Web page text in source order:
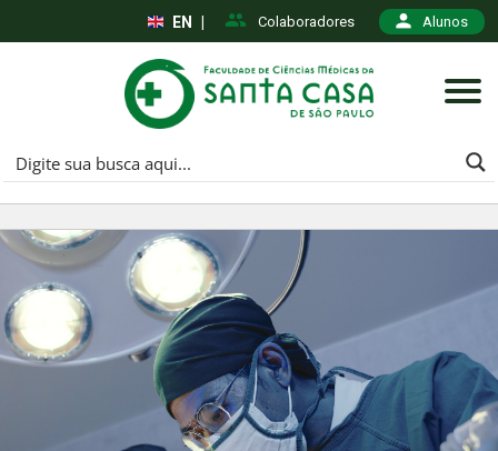
Colaboradores Alunos
EN